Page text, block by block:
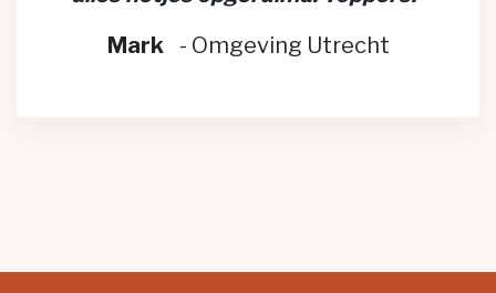
Mark
- Omgeving Utrecht